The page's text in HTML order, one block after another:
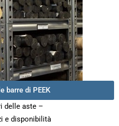
barre di PEEK
delle aste –
e disponibilità